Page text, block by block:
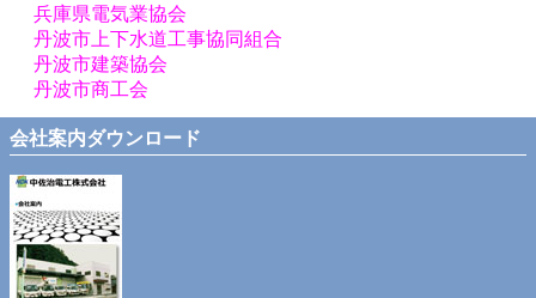
兵庫県電気業協会
丹波市上下水道工事協同組合
丹波市建築協会
丹波市商工会
会社案内ダウンロード